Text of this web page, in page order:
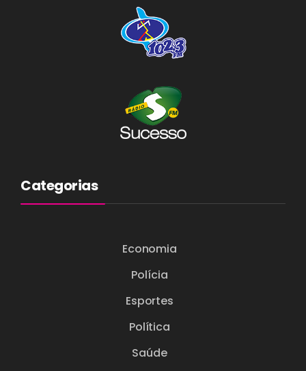
Categorias
Economia
Polícia
Esportes
Política
Saúde